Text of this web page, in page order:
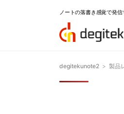
ノートの落書き感覚で発
degitekunote2 > 製品